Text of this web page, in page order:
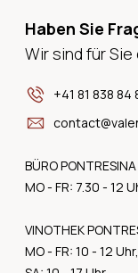
Haben Sie
Wir sind für Sie
+41 81 838 84
BÜRO PONTRESINA
MO - FR: 7.30 - 12
VINOTHEK
MO - FR: 10 - 12